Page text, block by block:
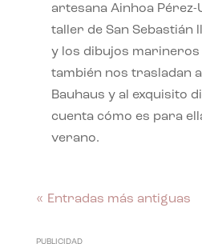
artesana Ainhoa
taller de San Sebastián
y los dibujos marineros
también nos trasladan
Bauhaus y al exquisito
cuenta cómo es para
verano.
« Entradas más antiguas
PUBLICIDAD